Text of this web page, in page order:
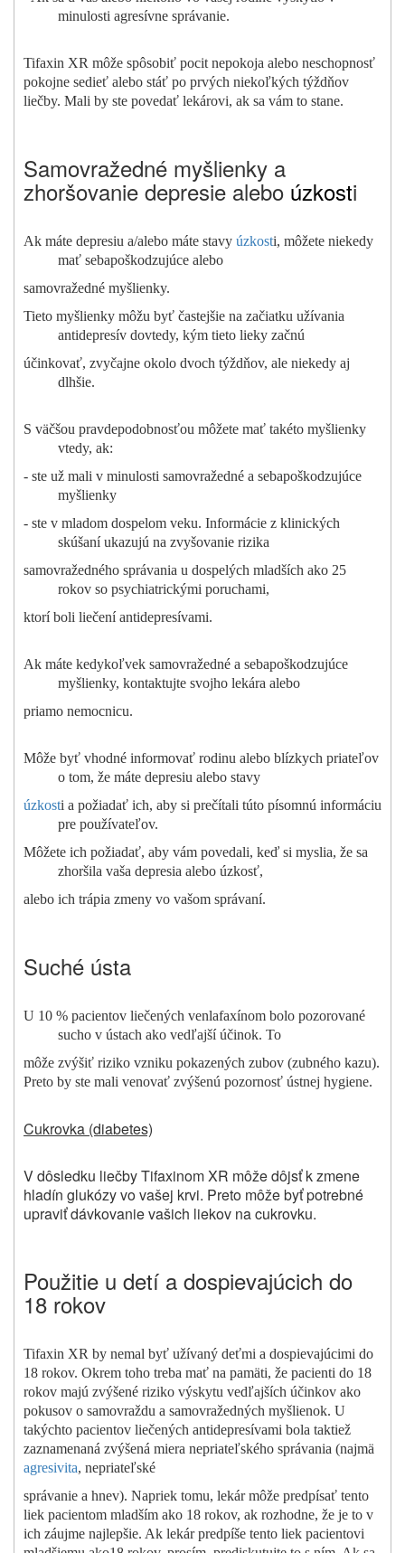
minulosti agresívne správanie.
Tifaxin XR môže spôsobiť pocit nepokoja alebo neschopnosť
pokojne sedieť alebo stáť po prvých niekoľkých týždňov
liečby. Mali by ste povedať lekárovi, ak sa vám to stane.
Samovražedné myšlienky a
zhoršovanie depresie alebo úzkosti
Ak máte depresiu a/alebo máte stavy úzkosti, môžete niekedy
mať sebapoškodzujúce alebo
samovražedné myšlienky.
Tieto myšlienky môžu byť častejšie na začiatku užívania
antidepresív dovtedy, kým tieto lieky začnú
účinkovať, zvyčajne okolo dvoch týždňov, ale niekedy aj
dlhšie.
S väčšou pravdepodobnosťou môžete mať takéto myšlienky
vtedy, ak:
- ste už mali v minulosti samovražedné a sebapoškodzujúce
myšlienky
- ste v mladom dospelom veku. Informácie z klinických
skúšaní ukazujú na zvyšovanie rizika
samovražedného správania u dospelých mladších ako 25
rokov so psychiatrickými poruchami,
ktorí boli liečení antidepresívami.
Ak máte kedykoľvek samovražedné a sebapoškodzujúce
myšlienky, kontaktujte svojho lekára alebo
priamo nemocnicu.
Môže byť vhodné informovať rodinu alebo blízkych priateľov
o tom, že máte depresiu alebo stavy
úzkosti a požiadať ich, aby si prečítali túto písomnú informáciu
pre používateľov.
Môžete ich požiadať, aby vám povedali, keď si myslia, že sa
zhoršila vaša depresia alebo úzkosť,
alebo ich trápia zmeny vo vašom správaní.
Suché ústa
U 10 % pacientov liečených venlafaxínom bolo pozorované
sucho v ústach ako vedľajší účinok. To
môže zvýšiť riziko vzniku pokazených zubov (zubného kazu).
Preto by ste mali venovať zvýšenú pozornosť ústnej hygiene.
Cukrovka (diabetes)
V dôsledku liečby Tifaxinom XR môže dôjsť k zmene
hladín glukózy vo vašej krvi. Preto môže byť potrebné
upraviť dávkovanie vašich liekov na cukrovku.
Použitie u detí a dospievajúcich do
18 rokov
Tifaxin XR by nemal byť užívaný deťmi a dospievajúcimi do
18 rokov. Okrem toho treba mať na pamäti, že pacienti do 18
rokov majú zvýšené riziko výskytu vedľajších účinkov ako
pokusov o samovraždu a samovražedných myšlienok. U
takýchto pacientov liečených antidepresívami bola taktiež
zaznamenaná zvýšená miera nepriateľského správania (najmä
agresivita, nepriateľské
správanie a hnev). Napriek tomu, lekár môže predpísať tento
liek pacientom mladším ako 18 rokov, ak rozhodne, že je to v
ich záujme najlepšie. Ak lekár predpíše tento liek pacientovi